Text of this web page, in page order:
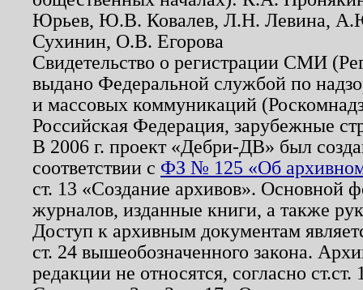
Юрьев, Ю.В. Ковалев, Л.Н. Левина,
Сухинин, О.В. Егорова
Свидетельство о регистрации СМИ
выдано Федеральной службой по
и массовых коммуникаций
Российская Федерация, зарубежные
В 2006 г. проект «Дебри-ДВ» был
соответствии с ФЗ № 125 «Об
ст. 13 «Создание архивов». Основной
журналов, изданные книги, а также
Доступ к архивным документам
ст. 24 вышеобозначенного закона.
редакции не относятся, согласно